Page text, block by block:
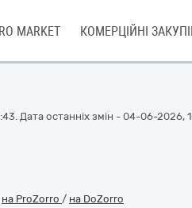
MARKET КОМЕРЦІЙНІ
Дата останніх змін - 04-06-2026,
на ProZorro / на DoZorro